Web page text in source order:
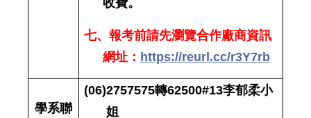
收費。
七、報考前請先瀏覽合作廠商資訊
網址： https://reurl.cc/r3Y7rb
學系聯
(06)2757575轉62500#13李郁柔小
姐